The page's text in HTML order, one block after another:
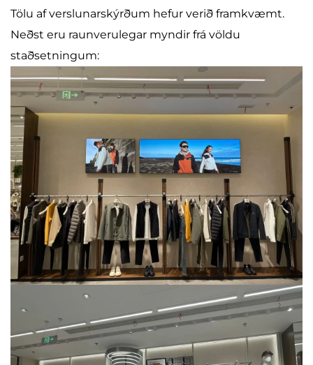
Tölu af verslunarskýrðum hefur verið framkvæmt.
Neðst eru raunverulegar myndir frá völdu
staðsetningum: